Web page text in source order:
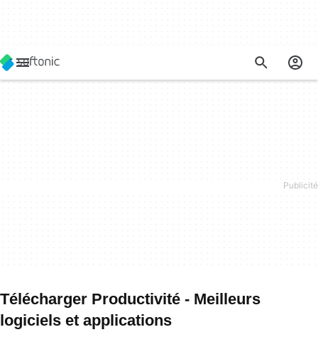
Télécharger Productivité - Meilleurs
logiciels et applications